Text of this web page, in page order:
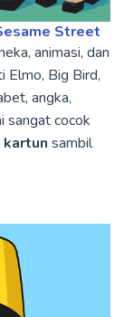
Street
animasi, dan
Elmo, Big Bird,
angka,
sangat cocok
sambil